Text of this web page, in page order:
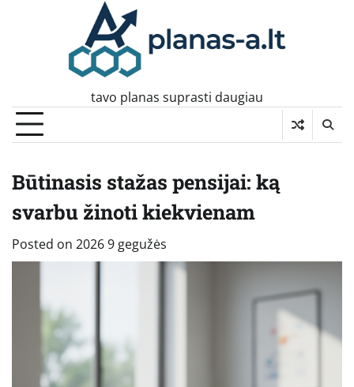
tavo planas suprasti daugiau
Būtinasis stažas pensijai: ką
svarbu žinoti kiekvienam
Posted on 2026 9 gegužės